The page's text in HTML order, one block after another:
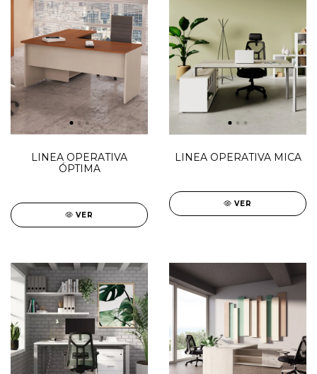
LINEA OPERATIVA
ÓPTIMA
VER
LINEA OPERATIVA MICA
VER